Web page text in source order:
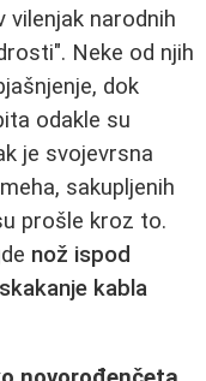
vilenjak narodnih
Neke od njih
dok
odakle su
je svojevrsna
sakupljenih
prošle kroz to.
nož ispod
kabla